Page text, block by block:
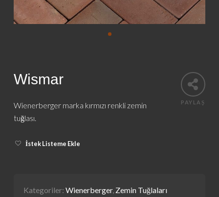
PAYLAŞ
Wismar
Wienerberger marka kırmızı renkli zemin
tuğlası.
İstek Listeme Ekle
Kategoriler:Wienerberger, Zemin Tuğlaları